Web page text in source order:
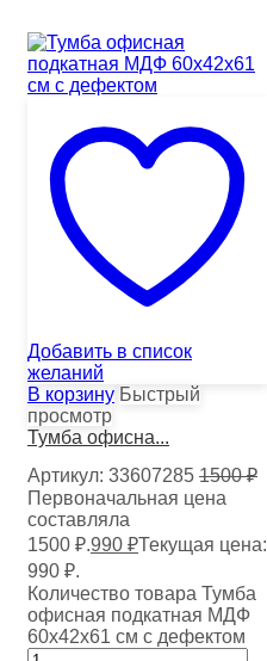
Добавить в список
желаний
В корзину Быстрый
просмотр
Тумба офисна...
Артикул: 33607285 1500₽
Первоначальная цена
составляла
1500 ₽.990 ₽Текущая цена:
990 ₽.
Количество товара Тумба
офисная подкатная МДФ
60х42х61 см с дефектом